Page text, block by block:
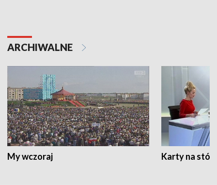
ARCHIWALNE
My wczoraj Karty na